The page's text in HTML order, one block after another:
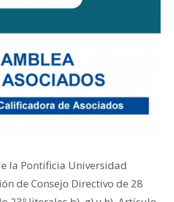
la Pontificia Universidad
de Consejo Directivo de 28